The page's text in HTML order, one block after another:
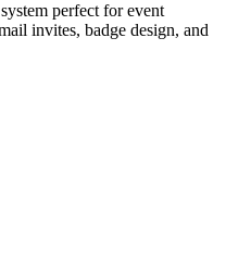
perfect for event
invites, badge design, and